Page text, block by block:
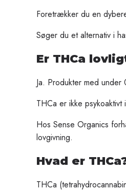
Foretrækker du en
Søger du et alternativ i
Er THCa
Ja. Produkter med
THCa er ikke
Hos Sense Organics
lovgivning.
Hvad er
THCa